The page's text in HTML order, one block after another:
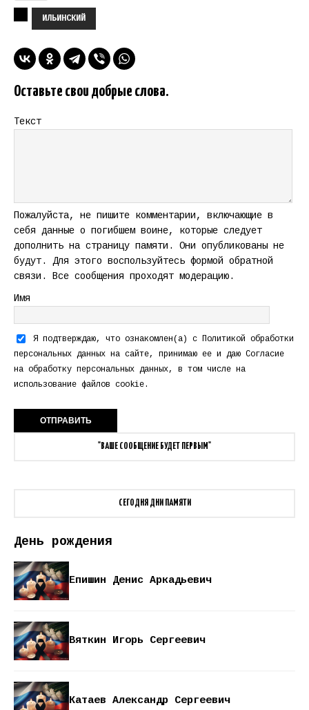
ИЛЬИНСКИЙ
Оставьте свои добрые слова.
Текст
Пожалуйста, не пишите комментарии, включающие в
себя данные о погибшем воине, которые следует
дополнить на страницу памяти. Они опубликованы не
будут. Для этого воспользуйтесь формой обратной
связи. Все сообщения проходят модерацию.
Имя
Я подтверждаю, что ознакомлен(а) с Политикой обработки
персональных данных на сайте, принимаю ее и даю Согласие
на обработку персональных данных, в том числе на
использование файлов cookie.
"ВАШЕ СООБЩЕНИЕ БУДЕТ ПЕРВЫМ"
СЕГОДНЯ ДНИ ПАМЯТИ
День рождения
Епишин Денис Аркадьевич
Вяткин Игорь Сергеевич
Катаев Александр Сергеевич